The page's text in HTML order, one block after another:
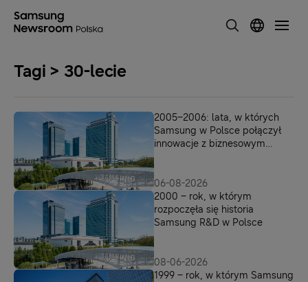
Tagi > 30-lecie
2005–2006: lata, w których
Samsung w Polsce połączył
innowacje z biznesowym
06-08-2026
2000 – rok, w którym
rozpoczęła się historia
Samsung R&D w Polsce
08-06-2026
1999 – rok, w którym Samsung